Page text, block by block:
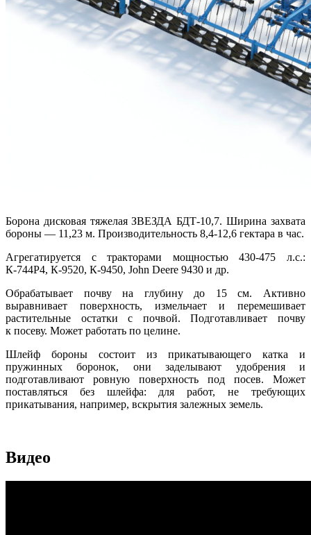
Борона дисковая тяжелая ЗВЕЗДА БДТ-10,7. Ширина захвата
бороны — 11,23 м. Производительность 8,4-12,6 гектара в час.
Агрегатируется с тракторами мощностью 430-475 л.с.:
К-744Р4, К-9520, К-9450, John Deere 9430 и др.
Обрабатывает почву на глубину до 15 см. Активно
выравнивает поверхность, измельчает и перемешивает
растительные остатки с почвой. Подготавливает почву
к посеву. Может работать по целине.
Шлейф бороны состоит из прикатывающего катка и
пружинных боронок, они заделывают удобрения и
подготавливают ровную поверхность под посев. Может
поставляться без шлейфа: для работ, не требующих
прикатывания, например, вскрытия залежных земель.
Видео